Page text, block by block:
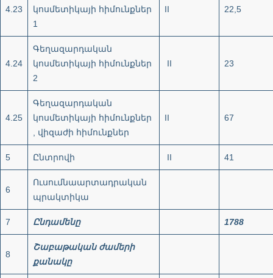
4.23
կոսմետիկայի հիմունքներ
1
II 22,5
4.24
Գեղազարդական
կոսմետիկայի հիմունքներ
2
II 23
4.25
Գեղազարդական
կոսմետիկայի հիմունքներ
, վիզաժի հիմունքներ
II 67
5 Ընտրովի II 41
6
Ուսումնաարտադրական
պրակտիկա
7 Ընդամենը 1788
8
Շաբաթական ժամերի
քանակը